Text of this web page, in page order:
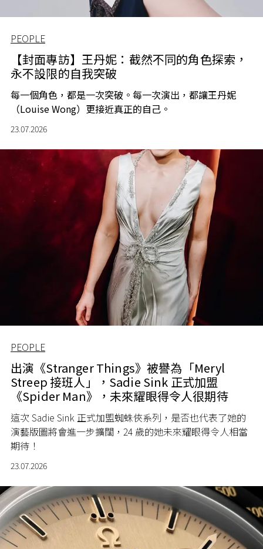
PEOPLE
【封面專訪】王丹妮：截然不同的角色探索，
永不設限的自我突破
每一個角色，都是一次突破。每一次演出，都讓王丹妮
（Louise Wong）更接近真正的自己。
23.07.2026
PEOPLE
出演《Stranger Things》被譽為「Meryl
Streep 接班人」，Sadie Sink 正式加盟
《Spider Man》，未來耀眼得令人很期待
這次 Sadie Sink 正式加盟蜘蛛俠系列，是否也代表了她的
演藝版圖將會進一步擴闊，24 歲的她未來耀眼得令人相當
期待！
23.07.2026